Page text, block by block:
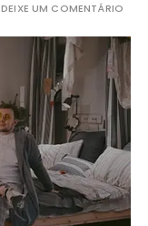
DEIXE UM COMENTÁRIO